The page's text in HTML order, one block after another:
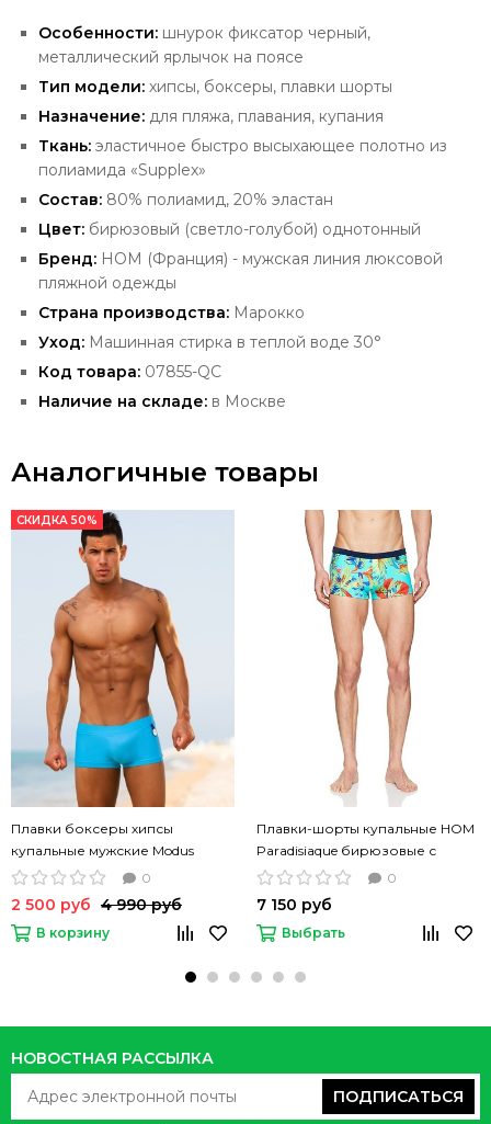
Особенности: шнурок фиксатор черный,
металлический ярлычок на поясе
Тип модели: хипсы, боксеры, плавки шорты
Назначение: для пляжа, плавания, купания
Ткань: эластичное быстро высыхающее полотно из
полиамида «Supplex»
Состав: 80% полиамид, 20% эластан
Цвет: бирюзовый (светло-голубой) однотонный
Бренд: HOM (Франция) - мужская линия люксовой
пляжной одежды
Страна производства: Марокко
Уход: Машинная стирка в теплой воде 30°
Код товара: 07855-QC
Наличие на складе: в Москве
Аналогичные товары
СКИДКА 50%
Плавки боксеры хипсы
купальные мужские Modus
Vivendi Star бирюзовый цвет
0
2 500 руб 4 990 руб
В корзину
Плавки-шорты купальные HOM
Paradisiaque бирюзовые с
тропическим принтом
0
7 150 руб
Выбрать
НОВОСТНАЯ РАССЫЛКА
ПОДПИСАТЬСЯ